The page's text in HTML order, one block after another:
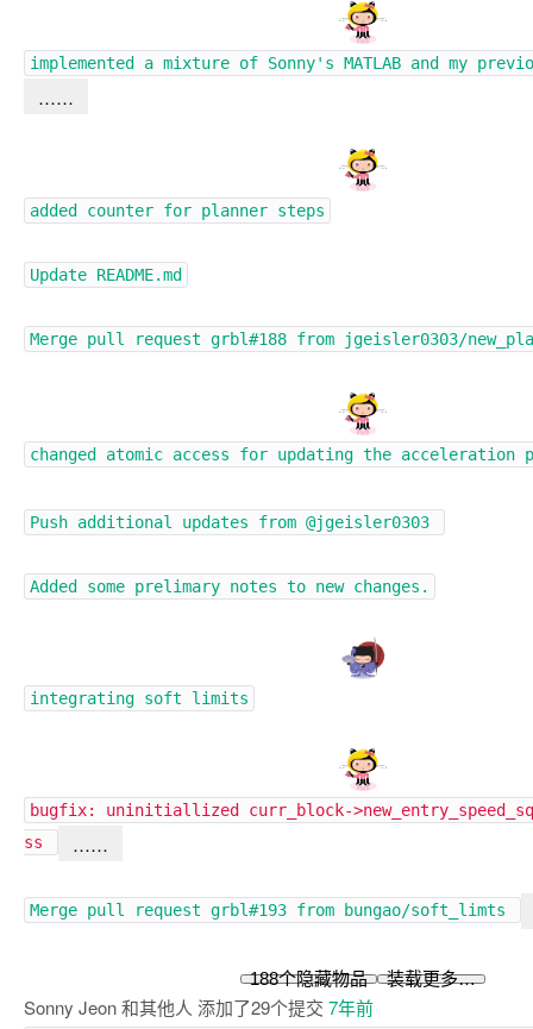
implemented a mixture of Sonny's MATLAB and my
……
added counter for planner steps
Update README.md
Merge pull request grbl#188 from jgeisler0303/
changed atomic access for updating the acceleration
Push additional updates from @jgeisler0303
Added some prelimary notes to new changes.
integrating soft limits
bugfix: uninitiallized curr_block-
ss
……
Merge pull request grbl#193 from bungao/soft_limts
188个隐藏物品 装载更多…
Sonny Jeon和其他人 添加了29个提交 7年前